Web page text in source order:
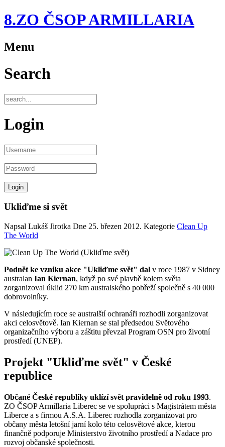
8.ZO ČSOP ARMILLARIA
Menu
Search
Login
Ukliďme si svět
Napsal Lukáš Jirotka Dne 25. březen 2012. Kategorie Clean Up
The World
Podnět ke vzniku akce "Ukliďme svět" dal v roce 1987 v Sidney
australan Ian Kiernan, když po své plavbě kolem světa
zorganizoval úklid 270 km australského pobřeží společně s 40 000
dobrovolníky.
V následujícím roce se australští ochranáři rozhodli zorganizovat
akci celosvětově. Ian Kiernan se stal předsedou Světového
organizačního výboru a záštitu převzal Program OSN pro životní
prostředí (UNEP).
Projekt "Ukliďme svět" v České
republice
Občané České republiky uklízí svět pravidelně od roku 1993.
ZO ČSOP Armillaria Liberec se ve spolupráci s Magistrátem města
Liberce a s firmou A.S.A. Liberec rozhodla zorganizovat pro
občany města letošní jarní kolo této celosvětové akce, kterou
finančně podporuje Ministerstvo životního prostředí a Nadace pro
rozvoj občanské společnosti.